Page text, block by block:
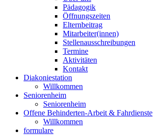
Pädagogik
Öffnungszeiten
Elternbeitrag
Mitarbeiter(innen)
Stellenausschreibungen
Termine
Aktivitäten
Kontakt
Diakoniestation
Willkommen
Seniorenheim
Seniorenheim
Offene Behinderten-Arbeit & Fahrdienste
Willkommen
formulare